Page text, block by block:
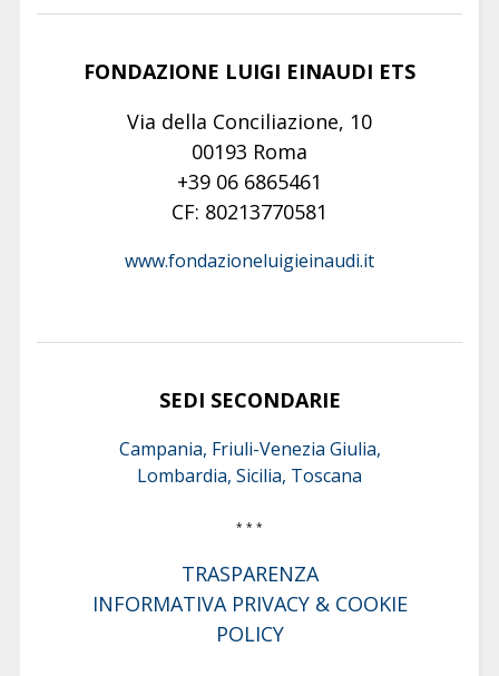
FONDAZIONE LUIGI EINAUDI ETS
Via della Conciliazione, 10
00193 Roma
+39 06 6865461
CF: 80213770581
www.fondazioneluigieinaudi.it
SEDI SECONDARIE
Campania, Friuli-Venezia Giulia,
Lombardia, Sicilia, Toscana
* * *
TRASPARENZA
INFORMATIVA PRIVACY & COOKIE
POLICY